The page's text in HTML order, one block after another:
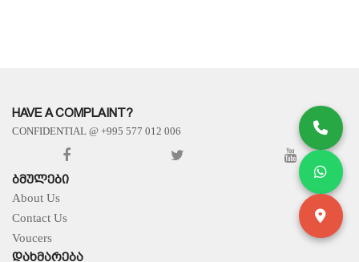
HAVE A COMPLAINT?
CONFIDENTIAL @ +995 577 012 006
ᲑᲛᲣᲚᲔᲑᲘ
About Us
Contact Us
Voucers
ᲓᲐᲮᲛᲐᲠᲔᲑᲐ